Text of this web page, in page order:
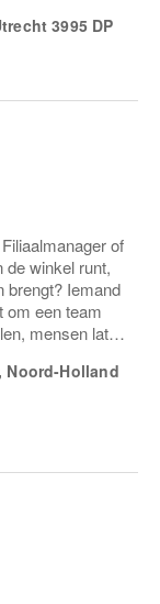
3995 DP
of
de winkel runt,
brengt? Iemand
om een team
mensen laten
Noord-Holland